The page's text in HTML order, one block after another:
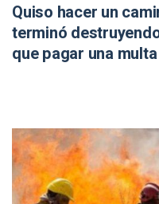
Quiso hacer un
terminó
que pagar una